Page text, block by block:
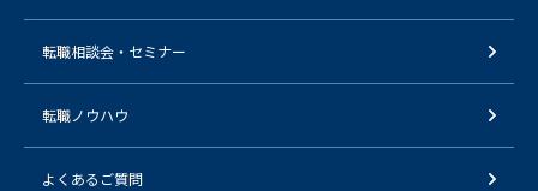
転職相談会・セミナー
転職ノウハウ
よくあるご質問